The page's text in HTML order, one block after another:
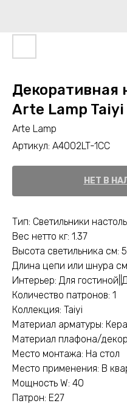
Декоративная
Arte Lamp Taiyi
Arte Lamp
Артикул: A4002LT-1CC
НЕТ В
Тип: Светильники
Вес нетто кг: 1.37
Высота светильника см:
Длина цепи или шнура
Интерьер: Для
Количество патронов: 1
Коллекция: Taiyi
Материал арматуры:
Материал плафона/
Место монтажа: На стол
Место применения: В
Мощность W: 40
Патрон: E27